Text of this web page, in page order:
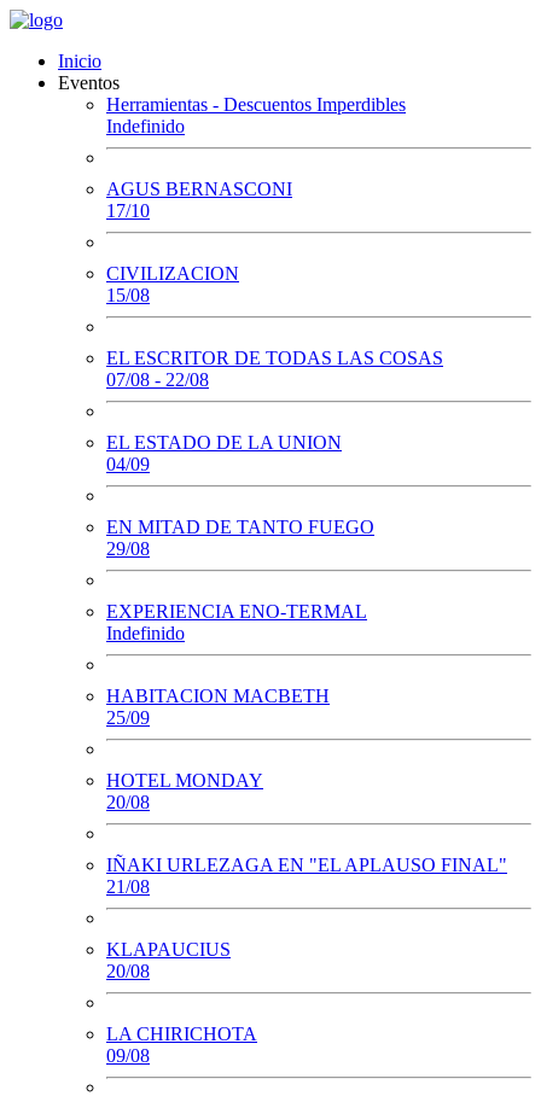
Inicio
Eventos
Herramientas - Descuentos Imperdibles
Indefinido
AGUS BERNASCONI
17/10
CIVILIZACION
15/08
EL ESCRITOR DE TODAS LAS COSAS
07/08 - 22/08
EL ESTADO DE LA UNION
04/09
EN MITAD DE TANTO FUEGO
29/08
EXPERIENCIA ENO-TERMAL
Indefinido
HABITACION MACBETH
25/09
HOTEL MONDAY
20/08
IÑAKI URLEZAGA EN "EL APLAUSO FINAL"
21/08
KLAPAUCIUS
20/08
LA CHIRICHOTA
09/08